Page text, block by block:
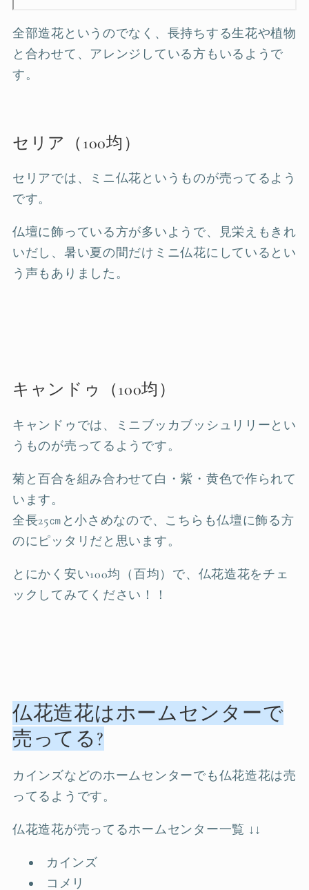
全部造花というのでなく、長持ちする生花や植物
と合わせて、アレンジしている方もいるようで
す。
セリア（100均）
セリアでは、ミニ仏花というものが売ってるよう
です。
仏壇に飾っている方が多いようで、見栄えもきれ
いだし、暑い夏の間だけミニ仏花にしているとい
う声もありました。
キャンドゥ（100均）
キャンドゥでは、ミニブッカブッシュリリーとい
うものが売ってるようです。
菊と百合を組み合わせて白・紫・黄色で作られて
います。
全長25㎝と小さめなので、こちらも仏壇に飾る方
のにピッタリだと思います。
とにかく安い100均（百均）で、仏花造花をチェ
ックしてみてください！！
仏花造花はホームセンターで
売ってる?
カインズなどのホームセンターでも仏花造花は売
ってるようです。
仏花造花が売ってるホームセンター一覧 ↓↓
カインズ
コメリ